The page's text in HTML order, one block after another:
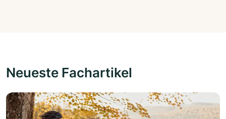
Neueste Fachartikel